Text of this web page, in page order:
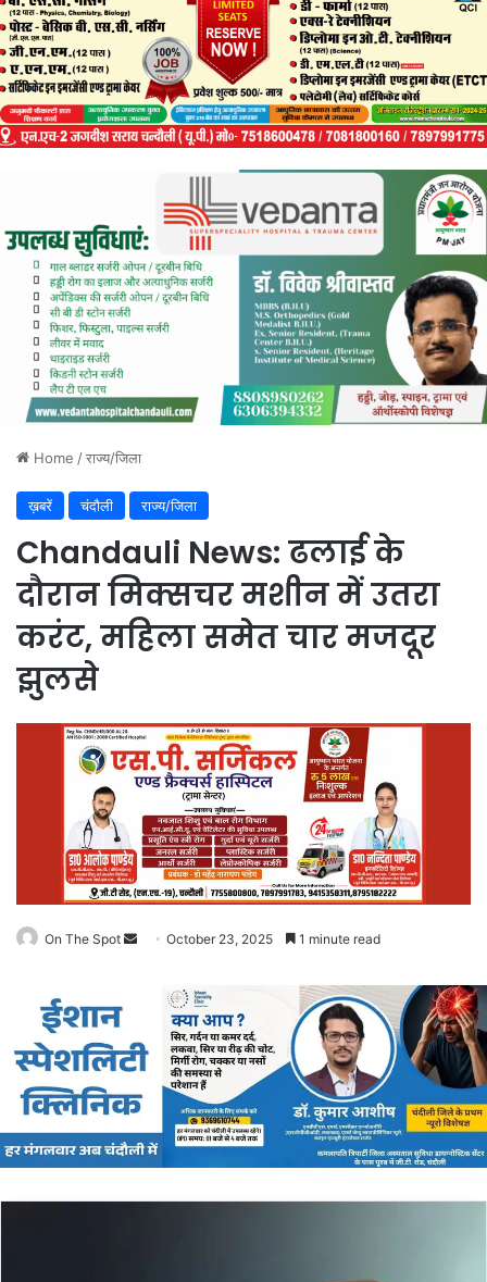
Home /राज्य/जिला
ख़बरें चंदौली राज्य/जिला
Chandauli News: ढलाई के
दौरान मिक्सचर मशीन में उतरा
करंट, महिला समेत चार मजदूर
झुलसे
On The Spot
Send
email
October 23, 2025 1 minute read